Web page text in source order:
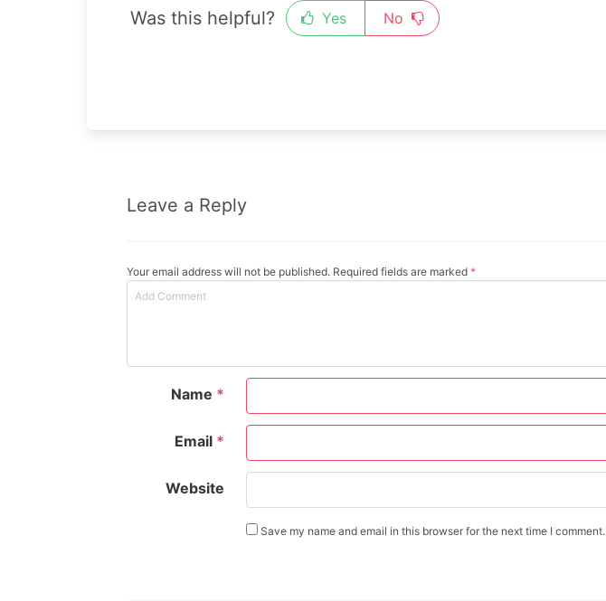
Was this helpful? Yes No
Leave a Reply
Your email address will not be published. Required fields are marked *
Name *
Email *
Website
Save my name and email in this browser for the next time I comment.